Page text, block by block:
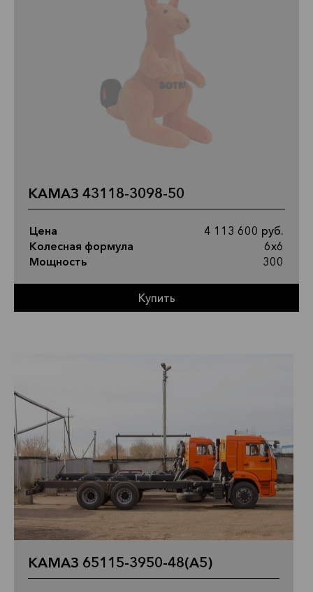
КАМАЗ 43118-3098-50
Цена
4 113 600 руб.
Колесная формула
6х6
Мощность
300
Купить
КАМАЗ 65115-3950-48(A5)